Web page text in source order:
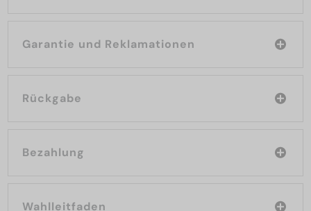
Garantie und Reklamationen
Rückgabe
Bezahlung
Wahlleitfaden